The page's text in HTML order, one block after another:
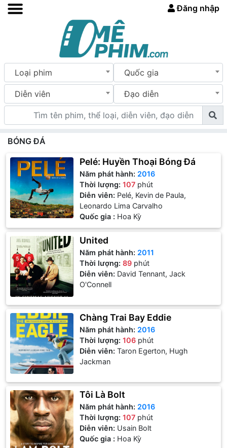
Đăng nhập
Loại phim Quốc gia
Diễn viên Đạo diễn
BÓNG ĐÁ
Pelé: Huyền Thoại Bóng Đá
Năm phát hành: 2016
Thời lượng:107 phút
Diễn viên: Pelé, Kevin de Paula,
Leonardo Lima Carvalho
Quốc gia : Hoa Kỳ
United
Năm phát hành: 2011
Thời lượng:89 phút
Diễn viên: David Tennant, Jack
O'Connell
Chàng Trai Bay Eddie
Năm phát hành: 2016
Thời lượng:106 phút
Diễn viên:Taron Egerton, Hugh
Jackman
Tôi Là Bolt
Năm phát hành: 2016
Thời lượng:107 phút
Diễn viên: Usain Bolt
Quốc gia : Hoa Kỳ